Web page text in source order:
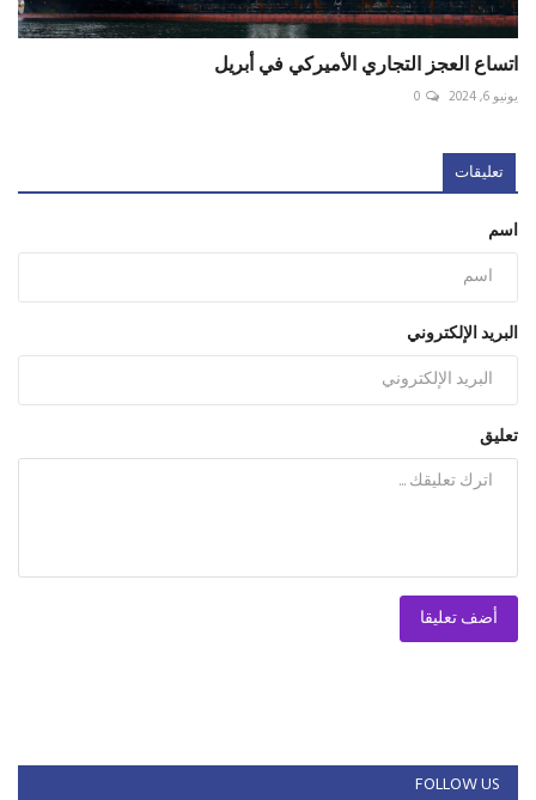
اتساع العجز التجاري الأميركي في أبريل
يونيو 6, 2024 0
تعليقات
اسم
البريد الإلكتروني
تعليق
أضف تعليقا
FOLLOW US